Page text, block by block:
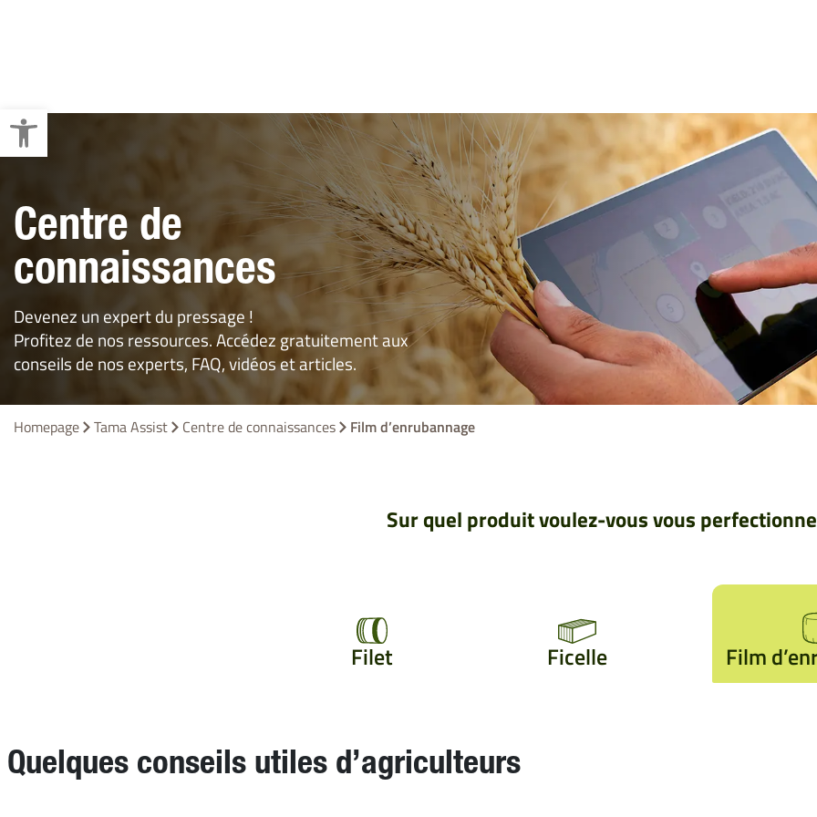
Ouvrir la barre d’outils
Film d’Enrubannage
Film de Liage
Filet de Palettisation
Film de Ventilation
InnoVent
Voir Tout
CNH
John Deere
Kubota
Kuhn
Massey Ferguson
Voir Tout
Centre de
connaissances
Devenez un expert du pressage !
Profitez de nos ressources. Accédez gratuitement aux
conseils de nos experts, FAQ, vidéos et articles.
Homepage Tama Assist Centre de connaissances Film d’enrubannage
Sur quel produit voulez-vous vous
Filet Ficelle Film
Quelques conseils utiles d’agriculteurs